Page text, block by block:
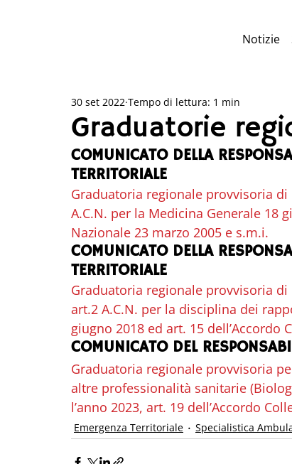
Notizie
Graduatorie
30 set 2022 Tempo di lettura: 1 min
COMUNICATO DELLA
TERRITORIALE
Graduatoria regionale provvisoria
A.C.N. per la Medicina Generale 18
Nazionale 23 marzo 2005 e s.m.i.
COMUNICATO DELLA
TERRITORIALE
Graduatoria regionale provvisoria di
art.2 A.C.N. per la disciplina dei
giugno 2018 ed art. 15 dell’Accordo
COMUNICATO DEL
Graduatoria regionale provvisoria
altre professionalità sanitarie
l’anno 2023, art. 19 dell’Accordo
Emergenza Territoriale Specialistica